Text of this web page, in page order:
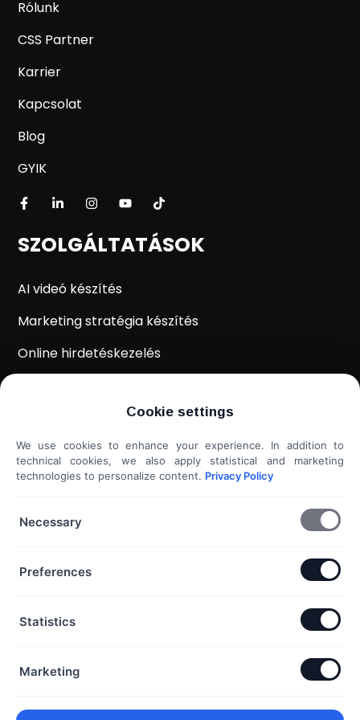
Rólunk
CSS Partner
Karrier
Kapcsolat
Blog
GYIK
SZOLGÁLTATÁSOK
AI videó készítés
Marketing stratégia készítés
Online hirdetéskezelés
Weboldal kiértékelés
Shoprenter / Unas webshop készítés
Hideg e-mail megkeresés
További szolgáltatások...
+36 20 453 3533
Iroda:
Cookie settings
We use cookies to enhance your experience. In addition to
technical cookies, we also apply statistical and marketing
technologies to personalize content. Privacy Policy
Necessary
Preferences
Statistics
Marketing